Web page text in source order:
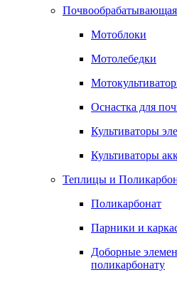
Почвообрабатывающая
Мотоблоки
Мотолебедки
Оснастка для
Культиваторы
Культиваторы
Теплицы и
Поликарбонат
Парники и
Доборные
поликарбонату